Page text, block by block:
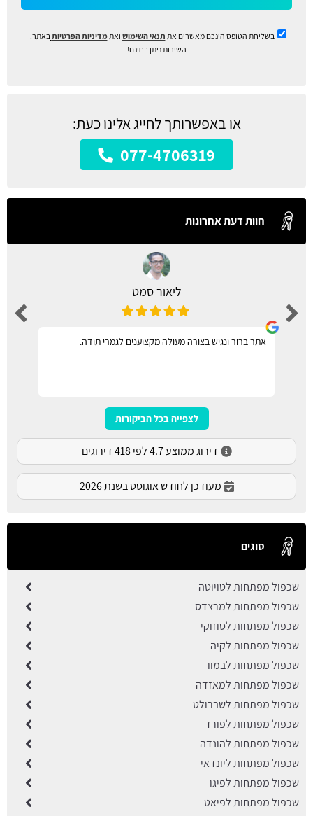
בשליחת הטופס הינכם מאשרים את תנאי השימוש ואתמדיניות הפרטיות באתר.
השירות ניתן בחינם!
או באפשרותך לחייג אלינו כעת:
077-4706319
חוות דעת אחרונות
ליאור סמט
אתר ברור ונגיש בצורה מעולה מקצוענים לגמרי תודה.
לצפייה בכל הביקורות
דירוג ממוצע 4.7 לפי 418 דירוגים
מעודכן לחודש אוגוסט בשנת 2026
סוגים
שכפול מפתחות לטויוטה
שכפול מפתחות למרצדס
שכפול מפתחות לסוזוקי
שכפול מפתחות לקיה
שכפול מפתחות לבמוו
שכפול מפתחות למאזדה
שכפול מפתחות לשברולט
שכפול מפתחות לפורד
שכפול מפתחות להונדה
שכפול מפתחות ליונדאי
שכפול מפתחות לפיגו
שכפול מפתחות לפיאט